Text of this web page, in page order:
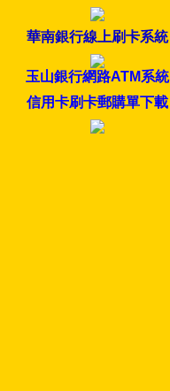
華南銀行線上刷卡系統
玉山銀行網路ATM系統
信用卡刷卡郵購單下載